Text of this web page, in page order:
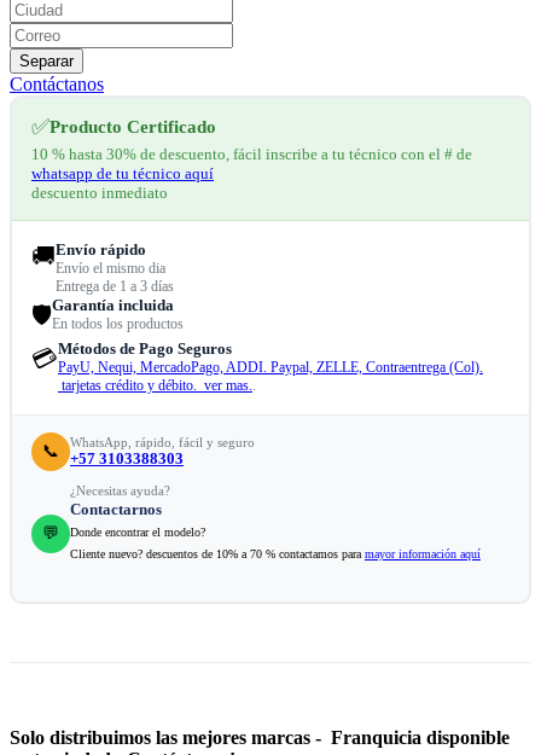
Separar
Contáctanos
✅Producto Certificado
10 % hasta 30% de descuento, fácil inscribe a tu técnico con el # de
whatsapp de tu técnico aquí
descuento inmediato
🚚Envío rápido
Envío el mismo dia
Entrega de 1 a 3 días
🛡️Garantía incluida
En todos los productos
💳Métodos de Pago Seguros
PayU, Nequi, MercadoPago, ADDI. Paypal, ZELLE, Contraentrega (Col).
tarjetas crédito y débito. ver mas..
📞 WhatsApp, rápido, fácil y seguro
+57 3103388303
💬
¿Necesitas ayuda?
Contactarnos
Donde encontrar el modelo?
Cliente nuevo? descuentos de 10% a 70 % contactamos para mayor información aquí
Solo distribuimos las mejores marcas - Franquicia disponible